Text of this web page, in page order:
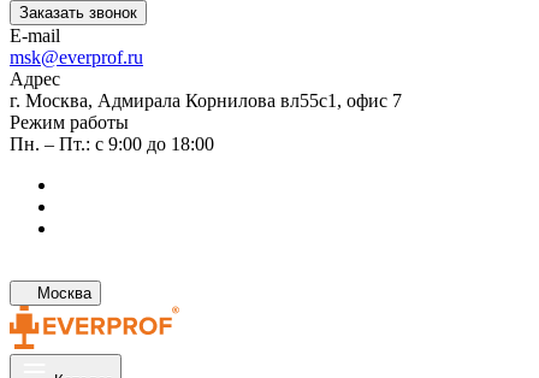
Заказать звонок
E-mail
msk@everprof.ru
Адрес
г. Москва, Адмирала Корнилова вл55с1, офис 7
Режим работы
Пн. – Пт.: с 9:00 до 18:00
Москва